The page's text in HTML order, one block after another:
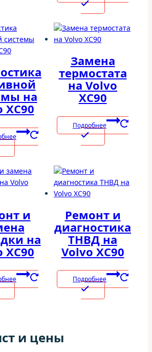
на
XC90
Замена
термостата
на Volvo
XC90
Подробнее
и
на
XC90
Ремонт и
диагностика
ТНВД на
Volvo XC90
Подробнее
и цены